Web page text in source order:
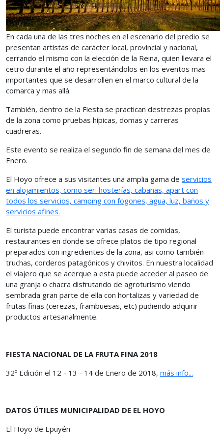
En cada una de las tres noches en el escenario del predio se
presentan artistas de carácter local, provincial y nacional,
cerrando el mismo con la elección de la Reina, quien llevara el
cetro durante el año representándolos en los eventos mas
importantes que se desarrollen en el marco cultural de la
comarca y mas allá.
También, dentro de la Fiesta se practican destrezas propias
de la zona como pruebas hípicas, domas y carreras
cuadreras.
Este evento se realiza el segundo fin de semana del mes de
Enero.
El Hoyo ofrece a sus visitantes una amplia gama de servicios
en alojamientos, como ser: hosterías, cabañas, apart con
todos los servicios, camping con fogones, agua, luz, baños y
servicios afines.
El turista puede encontrar varias casas de comidas,
restaurantes en donde se ofrece platos de tipo regional
preparados con ingredientes de la zona, asi como también
truchas, corderos patagónicos y chivitos. En nuestra localidad
el viajero que se acerque a esta puede acceder al paseo de
una granja o chacra disfrutando de agroturismo viendo
sembrada gran parte de ella con hortalizas y variedad de
frutas finas (cerezas, frambuesas, etc) pudiendo adquirir
productos artesanalmente.
FIESTA NACIONAL DE LA FRUTA FINA 2018
32º Edición el 12 - 13 - 14 de Enero de 2018, más info...
DATOS ÚTILES MUNICIPALIDAD DE EL HOYO
El Hoyo de Epuyén